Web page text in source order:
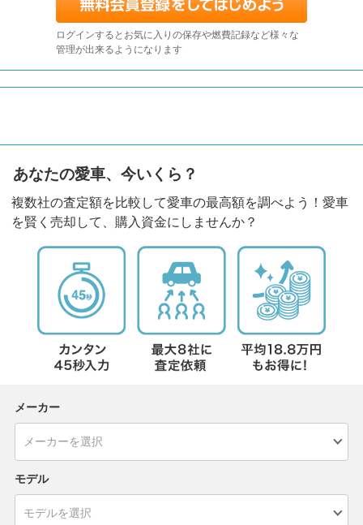
ログインするとお気に入りの保存や燃費記録など様々な
管理が出来るようになります
あなたの愛車、今いくら？
複数社の査定額を比較して愛車の最高額を調べよう！愛車
を賢く売却して、購入資金にしませんか？
メーカー
モデル